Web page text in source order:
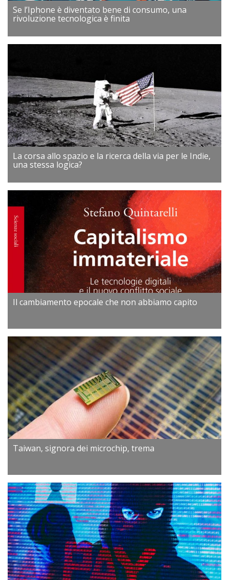
Se l’Iphone è diventato bene di consumo, una
rivoluzione tecnologica è finita
La corsa allo spazio e la ricerca della via per le Indie,
una stessa logica?
Il cambiamento epocale che non abbiamo capito
Taiwan, signora dei microchip, trema